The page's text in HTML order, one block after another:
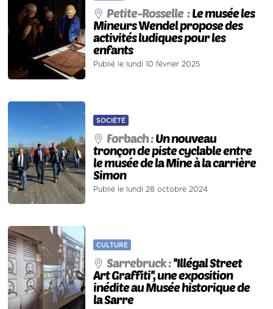
Petite-Rosselle :Le musée les
Mineurs Wendel propose des
activités ludiques pour les
enfants
Publié le lundi 10 février 2025
SOCIÉTÉ
Forbach :Un nouveau
tronçon de piste cyclable entre
le musée de la Mine à la carrière
Simon
Publié le lundi 28 octobre 2024
CULTURE
Sarrebruck :''Illégal Street
Art Graffiti'', une exposition
inédite au Musée historique de
la Sarre